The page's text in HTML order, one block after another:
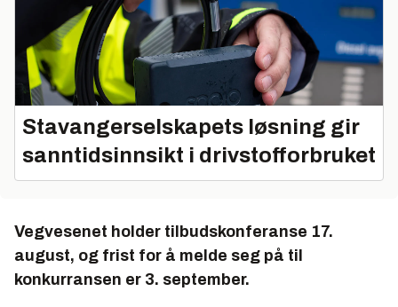
Stavangerselskapets løsning gir
sanntidsinnsikt i drivstofforbruket
Vegvesenet holder tilbudskonferanse 17.
august, og frist for å melde seg på til
konkurransen er 3. september.